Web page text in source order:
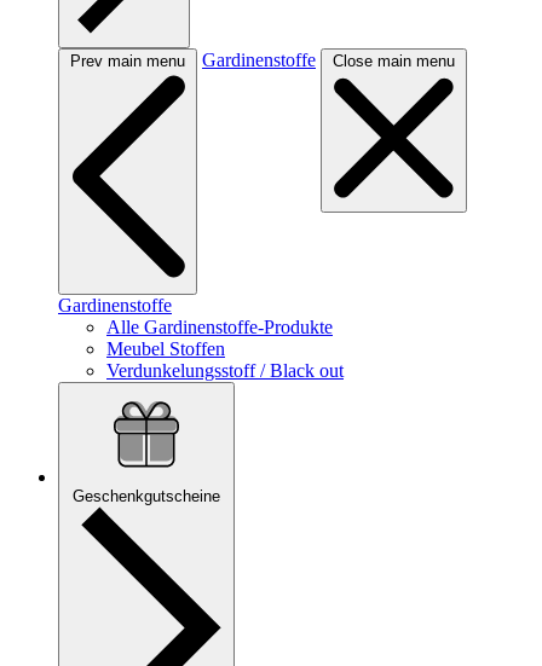
Prev main menu Gardinenstoffe Close main menu
Gardinenstoffe
Alle Gardinenstoffe-Produkte
Meubel Stoffen
Verdunkelungsstoff / Black out
Geschenkgutscheine